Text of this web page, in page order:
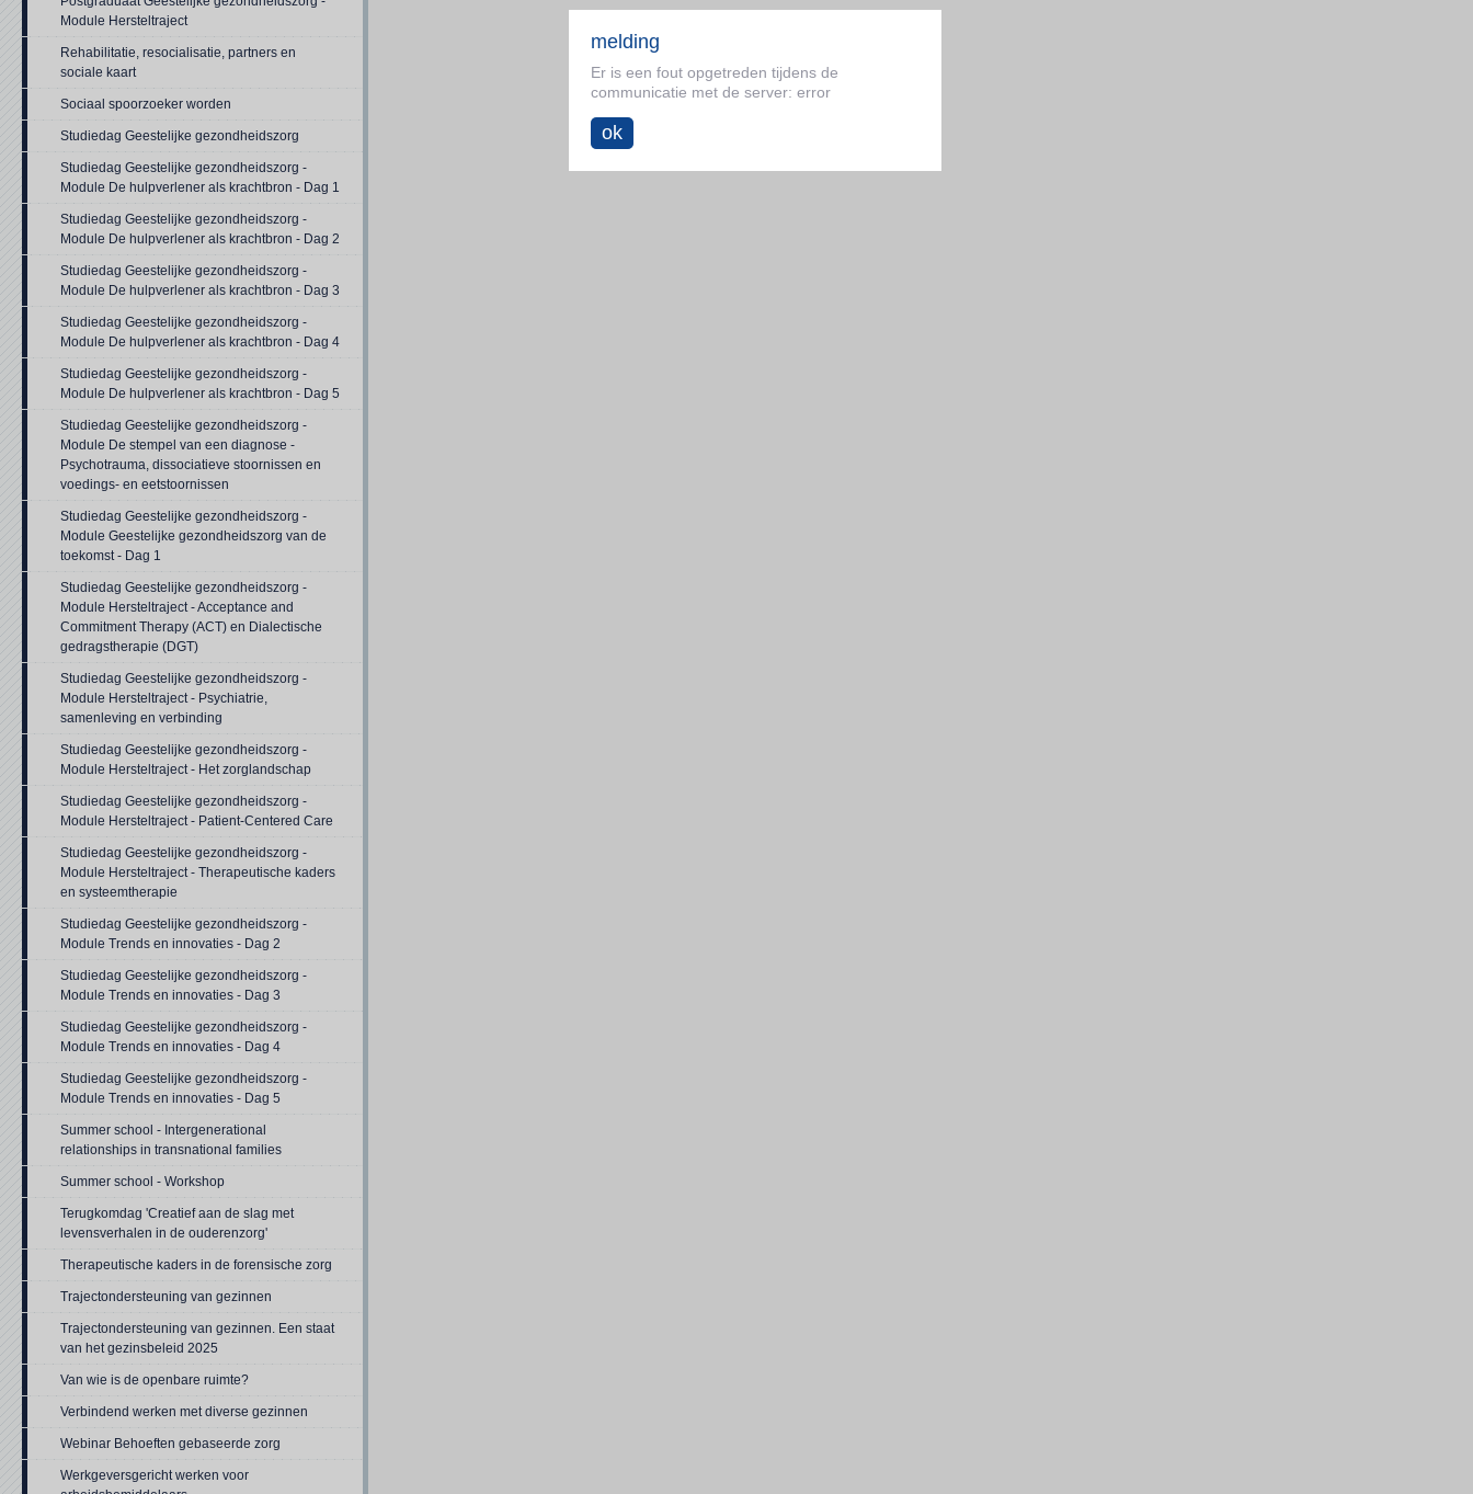
Module Hersteltraject
Rehabilitatie, resocialisatie, partners en
sociale kaart
Sociaal spoorzoeker worden
Studiedag Geestelijke gezondheidszorg
Studiedag Geestelijke gezondheidszorg -
Module De hulpverlener als krachtbron - Dag 1
Studiedag Geestelijke gezondheidszorg -
Module De hulpverlener als krachtbron - Dag 2
Studiedag Geestelijke gezondheidszorg -
Module De hulpverlener als krachtbron - Dag 3
Studiedag Geestelijke gezondheidszorg -
Module De hulpverlener als krachtbron - Dag 4
Studiedag Geestelijke gezondheidszorg -
Module De hulpverlener als krachtbron - Dag 5
Studiedag Geestelijke gezondheidszorg -
Module De stempel van een diagnose -
Psychotrauma, dissociatieve stoornissen en
voedings- en eetstoornissen
Studiedag Geestelijke gezondheidszorg -
Module Geestelijke gezondheidszorg van de
toekomst - Dag 1
Studiedag Geestelijke gezondheidszorg -
Module Hersteltraject - Acceptance and
Commitment Therapy (ACT) en Dialectische
gedragstherapie (DGT)
Studiedag Geestelijke gezondheidszorg -
Module Hersteltraject - Psychiatrie,
samenleving en verbinding
Studiedag Geestelijke gezondheidszorg -
Module Hersteltraject - Het zorglandschap
Studiedag Geestelijke gezondheidszorg -
Module Hersteltraject - Patient-Centered Care
Studiedag Geestelijke gezondheidszorg -
Module Hersteltraject - Therapeutische kaders
en systeemtherapie
Studiedag Geestelijke gezondheidszorg -
Module Trends en innovaties - Dag 2
Studiedag Geestelijke gezondheidszorg -
Module Trends en innovaties - Dag 3
Studiedag Geestelijke gezondheidszorg -
Module Trends en innovaties - Dag 4
Studiedag Geestelijke gezondheidszorg -
Module Trends en innovaties - Dag 5
Summer school - Intergenerational
relationships in transnational families
Summer school - Workshop
Terugkomdag 'Creatief aan de slag met
levensverhalen in de ouderenzorg'
Therapeutische kaders in de forensische zorg
Trajectondersteuning van gezinnen
Trajectondersteuning van gezinnen. Een staat
van het gezinsbeleid 2025
Van wie is de openbare ruimte?
Verbindend werken met diverse gezinnen
Webinar Behoeften gebaseerde zorg
Werkgeversgericht werken voor
melding
Er is een fout opgetreden tijdens de
communicatie met de server: error
ok